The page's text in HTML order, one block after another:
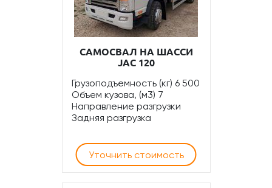
САМОСВАЛ НА ШАССИ
JAC 120
Грузоподъемность (кг) 6 500
Объем кузова, (м3) 7
Направление разгрузки
Задняя разгрузка
Уточнить стоимость